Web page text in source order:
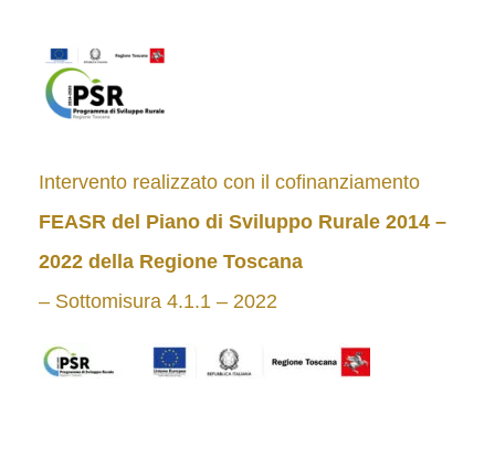
Intervento realizzato con il cofinanziamento
FEASR del Piano di Sviluppo Rurale 2014 –
2022 della Regione Toscana
– Sottomisura 4.1.1 – 2022